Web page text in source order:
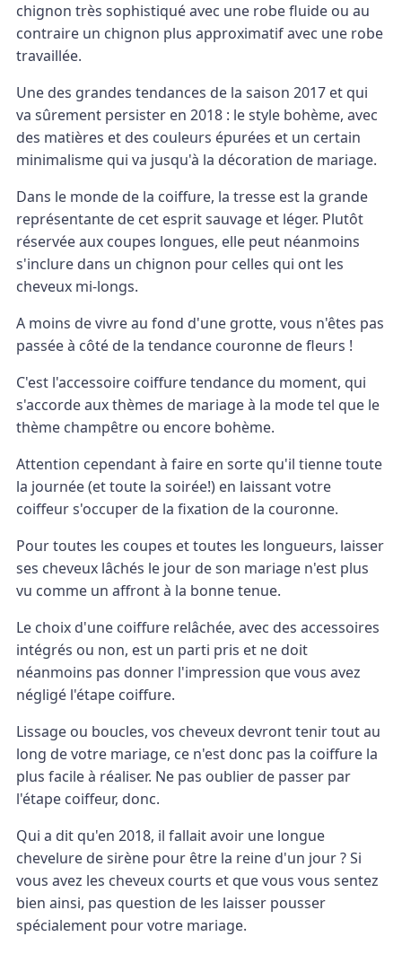
chignon très sophistiqué avec une robe fluide ou au
contraire un chignon plus approximatif avec une robe
travaillée.
Une des grandes tendances de la saison 2017 et qui
va sûrement persister en 2018 : le style bohème, avec
des matières et des couleurs épurées et un certain
minimalisme qui va jusqu'à la décoration de mariage.
Dans le monde de la coiffure, la tresse est la grande
représentante de cet esprit sauvage et léger. Plutôt
réservée aux coupes longues, elle peut néanmoins
s'inclure dans un chignon pour celles qui ont les
cheveux mi-longs.
A moins de vivre au fond d'une grotte, vous n'êtes pas
passée à côté de la tendance couronne de fleurs !
C'est l'accessoire coiffure tendance du moment, qui
s'accorde aux thèmes de mariage à la mode tel que le
thème champêtre ou encore bohème.
Attention cependant à faire en sorte qu'il tienne toute
la journée (et toute la soirée!) en laissant votre
coiffeur s'occuper de la fixation de la couronne.
Pour toutes les coupes et toutes les longueurs, laisser
ses cheveux lâchés le jour de son mariage n'est plus
vu comme un affront à la bonne tenue.
Le choix d'une coiffure relâchée, avec des accessoires
intégrés ou non, est un parti pris et ne doit
néanmoins pas donner l'impression que vous avez
négligé l'étape coiffure.
Lissage ou boucles, vos cheveux devront tenir tout au
long de votre mariage, ce n'est donc pas la coiffure la
plus facile à réaliser. Ne pas oublier de passer par
l'étape coiffeur, donc.
Qui a dit qu'en 2018, il fallait avoir une longue
chevelure de sirène pour être la reine d'un jour ? Si
vous avez les cheveux courts et que vous vous sentez
bien ainsi, pas question de les laisser pousser
spécialement pour votre mariage.